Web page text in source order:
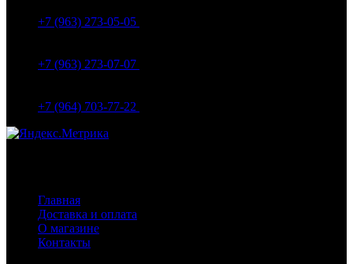
+7 (963) 273-05-05
+7 (963) 273-07-07
+7 (964) 703-77-22
Главная
Доставка и оплата
О магазине
Контакты